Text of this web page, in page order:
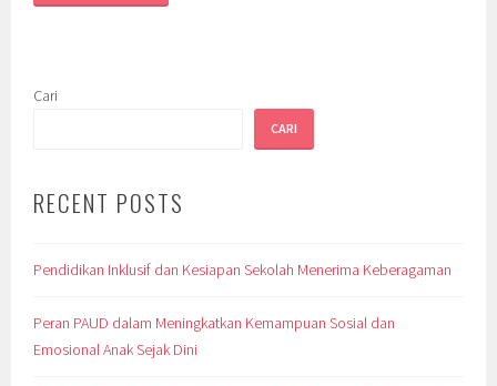
Cari
CARI
RECENT POSTS
Pendidikan Inklusif dan Kesiapan Sekolah Menerima Keberagaman
Peran PAUD dalam Meningkatkan Kemampuan Sosial dan
Emosional Anak Sejak Dini